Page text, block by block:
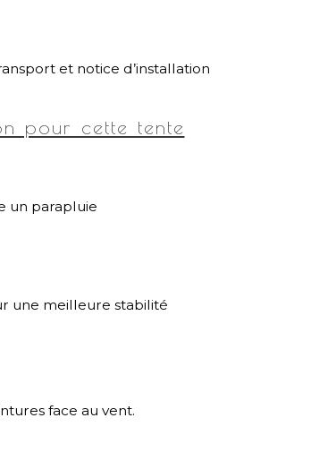
et notice d’installation
pour cette tente
un parapluie
une meilleure stabilité
face au vent.